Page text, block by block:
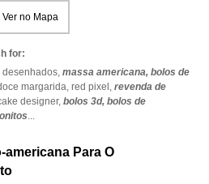
Ver no Mapa
for:
desenhados, massa americana, bolos de
margarida, red pixel, revenda de
designer, bolos 3d, bolos de
...
americana Para O